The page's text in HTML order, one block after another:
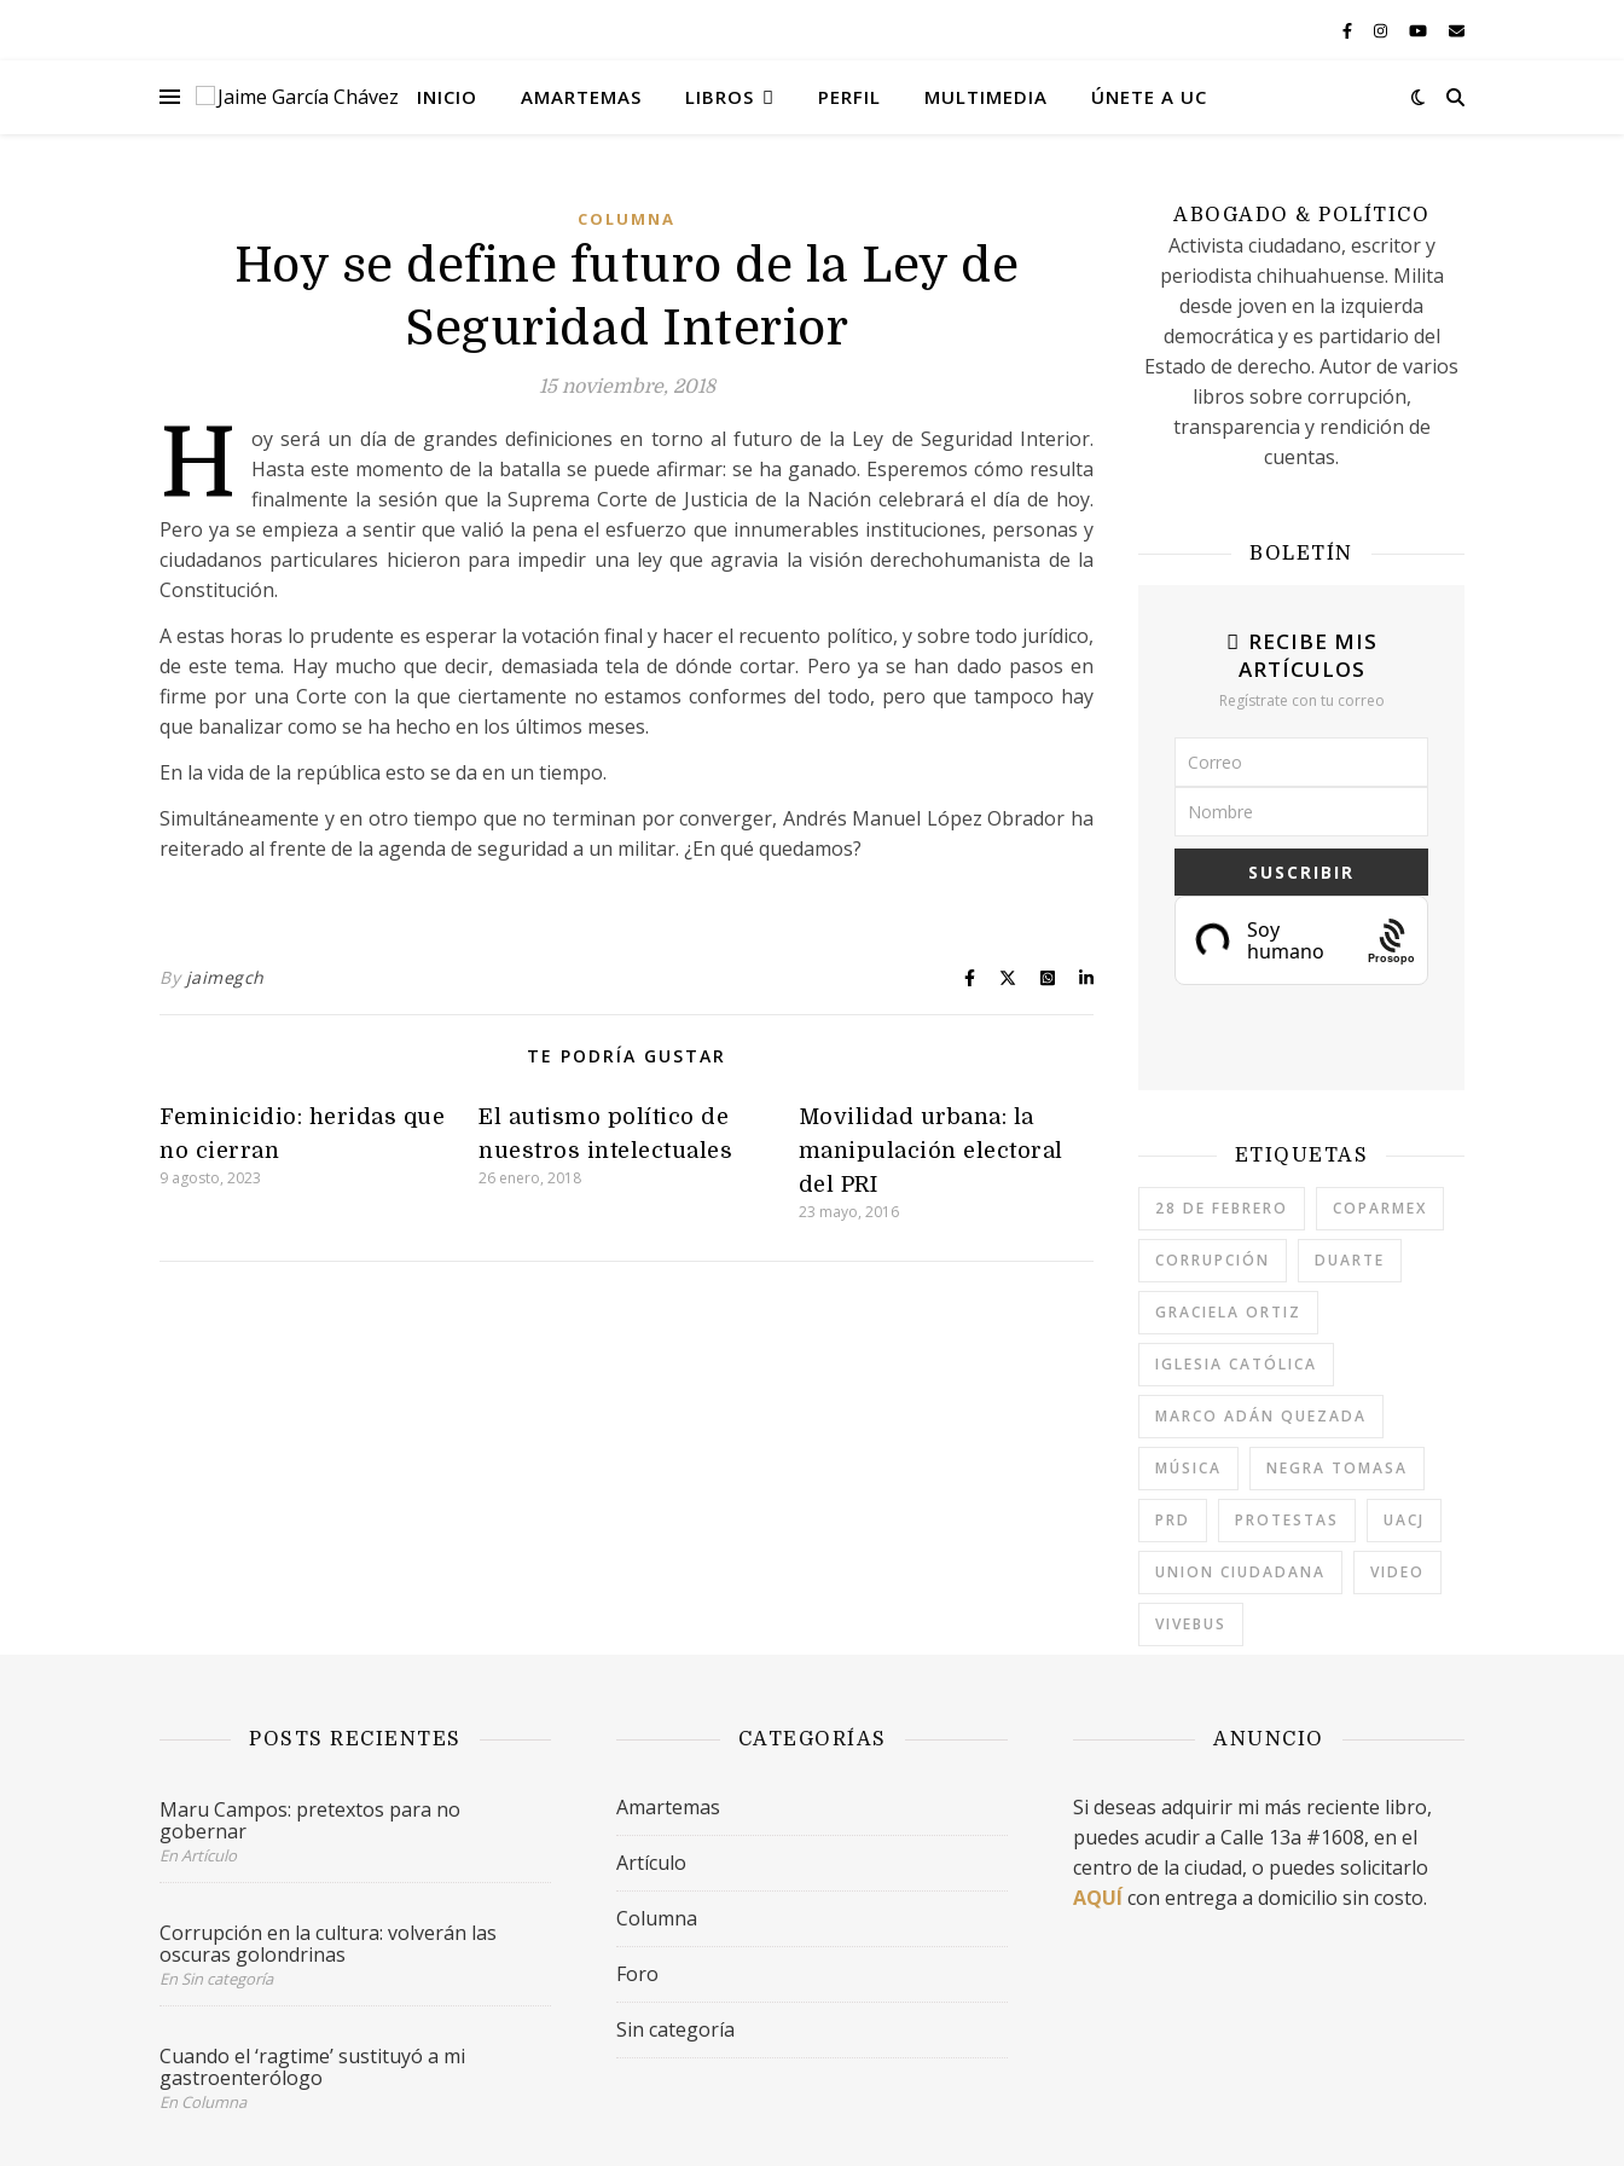
INICIO AMARTEMAS LIBROS PERFIL MULTIMEDIA ÚNETE A UC
COLUMNA
Hoy se define futuro de la Ley de
Seguridad Interior
15 noviembre, 2018
H
oy será un día de grandes definiciones en torno al futuro de la Ley de Seguridad Interior.
Hasta este momento de la batalla se puede afirmar: se ha ganado. Esperemos cómo resulta
finalmente la sesión que la Suprema Corte de Justicia de la Nación celebrará el día de hoy.
Pero ya se empieza a sentir que valió la pena el esfuerzo que innumerables instituciones, personas y
ciudadanos particulares hicieron para impedir una ley que agravia la visión derechohumanista de la
Constitución.
A estas horas lo prudente es esperar la votación final y hacer el recuento político, y sobre todo jurídico,
de este tema. Hay mucho que decir, demasiada tela de dónde cortar. Pero ya se han dado pasos en
firme por una Corte con la que ciertamente no estamos conformes del todo, pero que tampoco hay
que banalizar como se ha hecho en los últimos meses.
En la vida de la república esto se da en un tiempo.
Simultáneamente y en otro tiempo que no terminan por converger, Andrés Manuel López Obrador ha
reiterado al frente de la agenda de seguridad a un militar. ¿En qué quedamos?
By jaimegch
TE PODRÍA GUSTAR
Feminicidio: heridas que
no cierran
9 agosto, 2023
El autismo político de
nuestros intelectuales
26 enero, 2018
Movilidad urbana: la
manipulación electoral
del PRI
23 mayo, 2016
ABOGADO & POLÍTICO
Activista ciudadano, escritor y
periodista chihuahuense. Milita
desde joven en la izquierda
democrática y es partidario del
Estado de derecho. Autor de varios
libros sobre corrupción,
transparencia y rendición de
cuentas.
BOLETÍN
RECIBE MIS
ARTÍCULOS
Regístrate con tu correo
Prosopo
ETIQUETAS
28 DE FEBRERO COPARMEX
CORRUPCIÓN DUARTE
GRACIELA ORTIZ
IGLESIA CATÓLICA
MARCO ADÁN QUEZADA
MÚSICA NEGRA TOMASA
PRD PROTESTAS UACJ
UNION CIUDADANA VIDEO
VIVEBUS
POSTS RECIENTES
Maru Campos: pretextos para no
gobernar
En Artículo
Corrupción en la cultura: volverán las
oscuras golondrinas
En Sin categoría
Cuando el ‘ragtime’ sustituyó a mi
gastroenterólogo
En Columna
CATEGORÍAS
Amartemas
Artículo
Columna
Foro
Sin categoría
ANUNCIO
Si deseas adquirir mi más reciente libro,
puedes acudir a Calle 13a #1608, en el
centro de la ciudad, o puedes solicitarlo
AQUÍcon entrega a domicilio sin costo.